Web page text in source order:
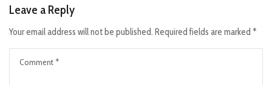
Leave a Reply
Your email address will not be published. Required fields are marked *